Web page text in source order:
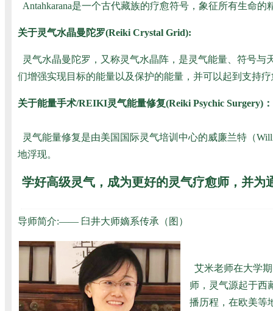
Antahkarana是一个古代藏族的疗愈符号，象征所有生命
关于灵气水晶曼陀罗(Reiki Crystal Grid):
灵气水晶曼陀罗，又称灵气水晶阵，是灵气能量、符号
们增强实现目标的能量以及保护的能量，并可以起到支持
关于能量手术/REIKI灵气能量修复(Reiki Psychic Surgery)：
灵气能量修复是由美国国际灵气培训中心的威廉兰特（
地浮现。
学好高级灵气，成为更好的灵气疗愈师，并
导师简介:—— 臼井大师嫡系传承（图）
艾米老师在大学
师，灵气源起于西
播历程，在欧美等